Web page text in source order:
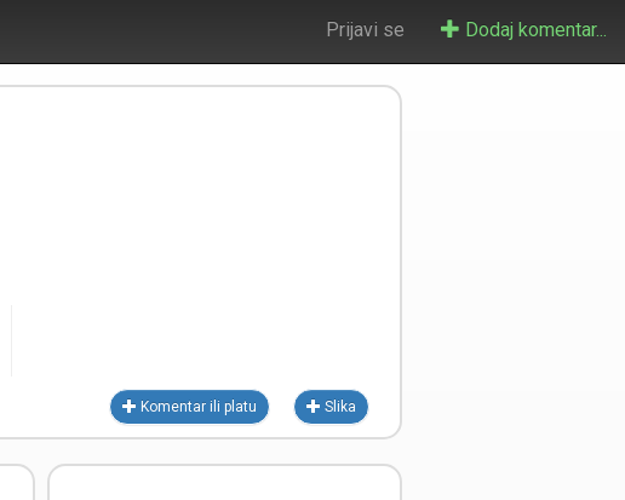
Prijavi se Dodaj komentar...
Komentar ili platu Slika